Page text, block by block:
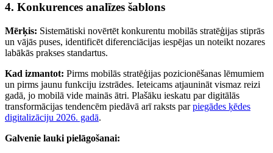
4. Konkurences analīzes šablons
Mērķis: Sistemātiski novērtēt konkurentu mobilās stratēģijas stiprās
un vājās puses, identificēt diferenciācijas iespējas un noteikt nozares
labākās prakses standartus.
Kad izmantot: Pirms mobilās stratēģijas pozicionēšanas lēmumiem
un pirms jaunu funkciju izstrādes. Ieteicams atjaunināt vismaz reizi
gadā, jo mobilā vide mainās ātri. Plašāku ieskatu par digitālās
transformācijas tendencēm piedāvā arī raksts parpiegādes ķēdes
digitalizāciju 2026. gadā.
Galvenie lauki pielāgošanai: